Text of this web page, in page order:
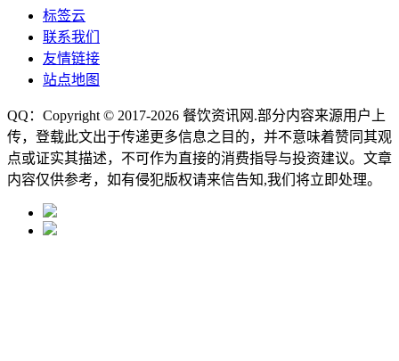
标签云
联系我们
友情链接
站点地图
QQ：Copyright © 2017-2026 餐饮资讯网 .部分内容来源用户上
传，登载此文出于传递更多信息之目的，并不意味着赞同其观
点或证实其描述，不可作为直接的消费指导与投资建议。文章
内容仅供参考，如有侵犯版权请来信告知,我们将立即处理。